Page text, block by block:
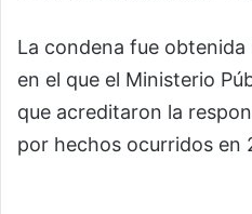
La condena fue
en el que el Ministerio
que acreditaron la
por hechos ocurridos en